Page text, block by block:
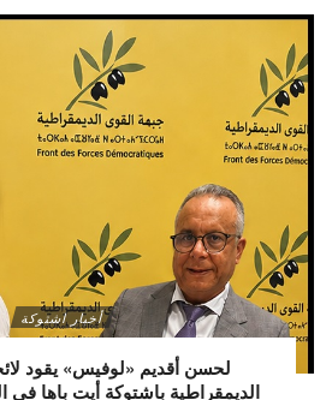
أخبار اشتوكة
لحسن أقديم «لوفيس» يقود
الديمقراطية باشتوكة أيت باها في